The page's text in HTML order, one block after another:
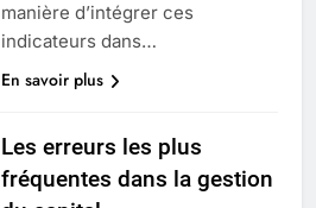
manière d’intégrer ces
indicateurs dans…
En savoir plus
Les erreurs les plus
fréquentes dans la gestion